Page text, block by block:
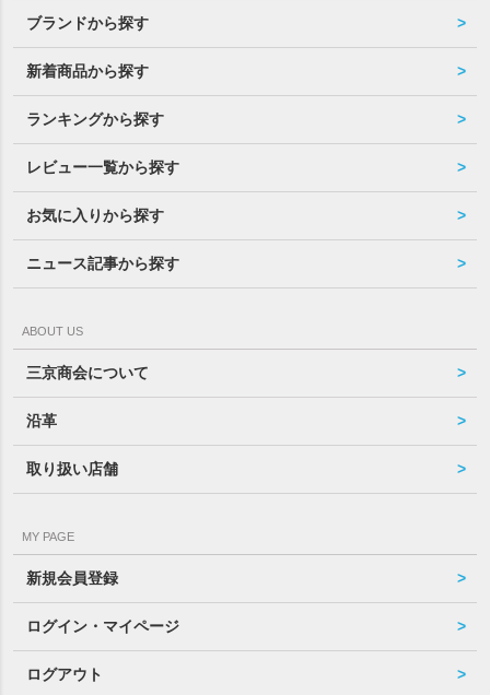
ブランドから探す
新着商品から探す
ランキングから探す
レビュー一覧から探す
お気に入りから探す
ニュース記事から探す
ABOUT US
三京商会について
沿革
取り扱い店舗
MY PAGE
新規会員登録
ログイン・マイページ
ログアウト